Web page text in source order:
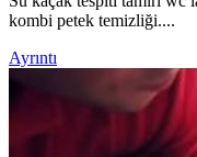
kombi petek temizliği....
Ayrıntı